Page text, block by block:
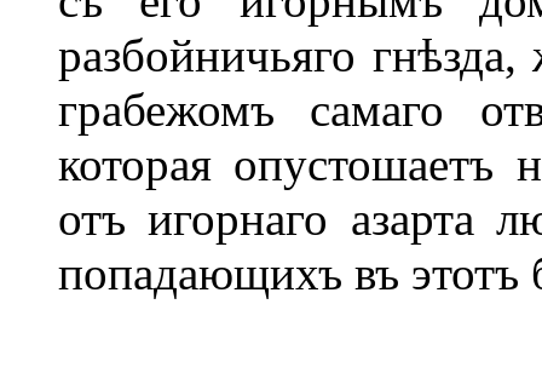
разбойничьяго
грабежомъ самаго
которая
отъ игорнаго азарта
попадающихъ въ этотъ